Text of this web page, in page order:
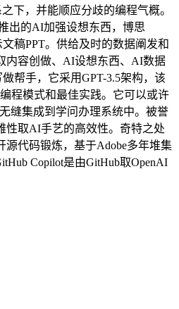
下，并能顺应分歧的编程气概。
出的AI加强设想东西，博思
稿PPT。供给及时的数据阐发和
内容创做、AI设想东西、AI数据
帮手，它采用GPT-3.5架构，该
程模式和最佳实践。它可以或许
缝集成到学问办理系统中。被誉
性取AI手艺的高效性。奇特之处
源代码锻炼，基于Adobe多年堆集
Copilot是由GitHub取OpenAI